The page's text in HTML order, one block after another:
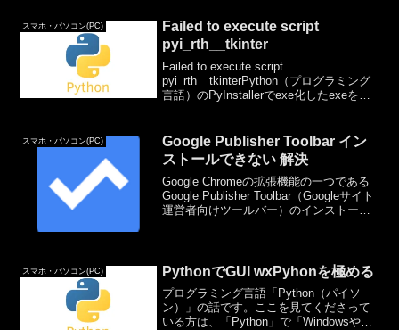
を表示します。↓で、これだとそこそこ長
いプログ...
スマホ・パソコン(PC)
Failed to execute script
pyi_rth__tkinter
Failed to execute script
pyi_rth__tkinterPython（プログラミング
言語）のPyInstallerでexe化したexeを実
いき...
スマホ・パソコン(PC)
Google Publisher Toolbar イン
ストールできない 解決
Google Chromeの拡張機能の一つである
Google Publisher Toolbar（Googleサイト
運営者向けツールバー）のインストール
スマホ・パソコン(PC) PythonでGUI wxPyhonを極める
プログラミング言語「Python（パイソ
ン）」の話です。ここを見てくださって
いる方は、「Python」で「Windowsや